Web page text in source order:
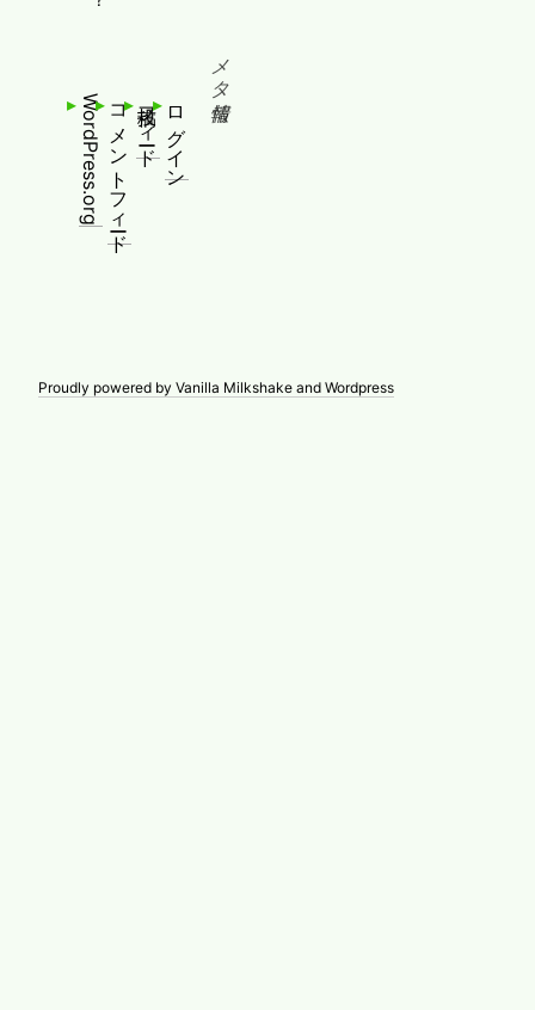
メタ情報
ログイン
投稿フィード
コメントフィード
WordPress.org
Proudly powered by Vanilla Milkshake and Wordpress